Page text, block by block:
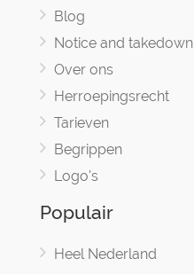
Blog
Notice and takedown
Over ons
Herroepingsrecht
Tarieven
Begrippen
Logo's
Populair
Heel Nederland